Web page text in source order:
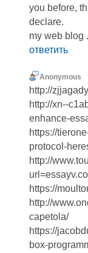
you before,
declare.
my web blog
ответить
Anonymous
http://
http://xn--
enhance-
https://
protocol-
http://
https://
http://
capetola/
https://
box-